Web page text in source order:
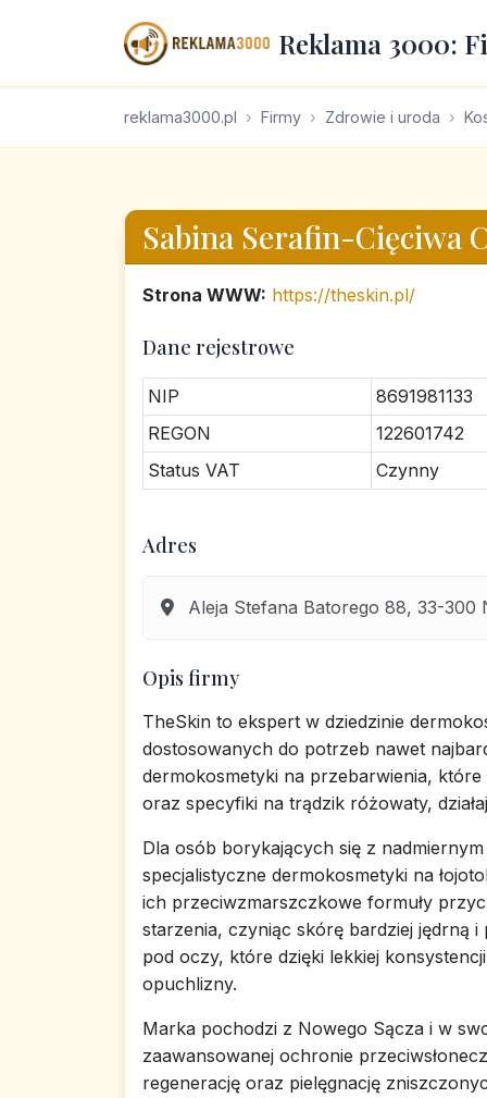
Reklama 3000:
reklama3000.pl Firmy Zdrowie i uroda
Sabina Serafin-Cięciwa
Strona WWW: https://theskin.pl/
Dane rejestrowe
NIP
8691981133
REGON
122601742
Status VAT
Czynny
Adres
Aleja Stefana Batorego 88, 33-300
Opis firmy
TheSkin to ekspert w dziedzinie
dostosowanych do potrzeb nawet
dermokosmetyki na przebarwienia,
oraz specyfiki na trądzik różowaty,
Dla osób borykających się z
specjalistyczne dermokosmetyki na
ich przeciwzmarszczkowe formuły
starzenia, czyniąc skórę bardziej jędrną
pod oczy, które dzięki lekkiej
opuchlizny.
Marka pochodzi z Nowego Sącza i w
zaawansowanej ochronie
regenerację oraz pielęgnację